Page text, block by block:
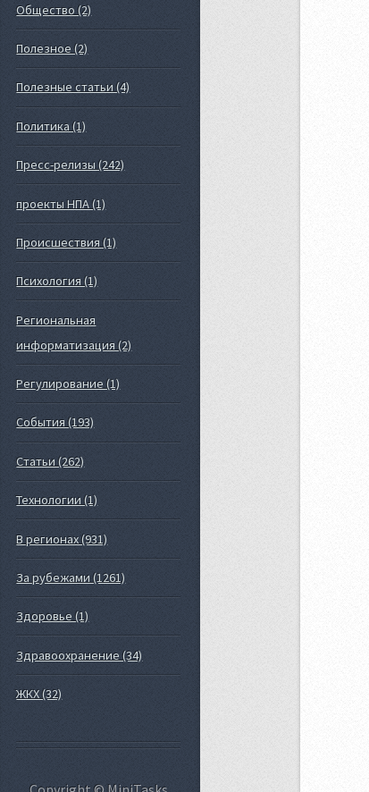
Общество (2)
Полезное (2)
Полезные статьи (4)
Политика (1)
Пресс-релизы (242)
проекты НПА (1)
Происшествия (1)
Психология (1)
Региональная
информатизация (2)
Регулирование (1)
События (193)
Статьи (262)
Технологии (1)
В регионах (931)
За рубежами (1261)
Здоровье (1)
Здравоохранение (34)
ЖКХ (32)